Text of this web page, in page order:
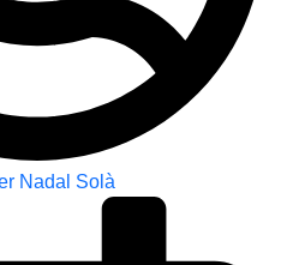
Nadal Solà